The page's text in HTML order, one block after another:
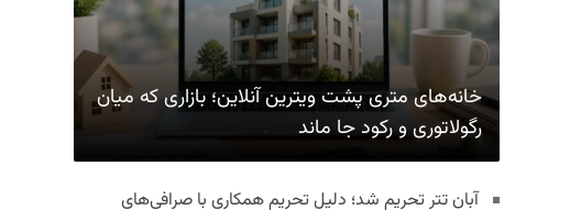
خانه‌های متری پشت ویترین آنلاین؛ بازاری که میان
رگولاتوری و رکود جا ماند
آبان تتر تحریم شد؛ دلیل تحریم همکاری با صرافی‌های